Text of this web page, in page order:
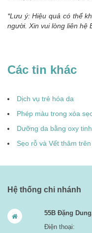
*Lưu ý: Hiệu quả có thể
người. Xin vui lòng liên hệ
Các tin khác
Dịch vụ trẻ hóa da
Phép màu trong xóa
Dưỡng da bằng oxy
Sẹo rỗ và Vết thâm
Hệ thống chi nhánh
55B Đặng
Điện thoại: